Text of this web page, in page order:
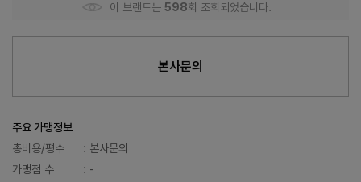
이 브랜드는 598회 조회되었습니다.
본사문의
주요 가맹정보
총비용/평수
: 본사문의
가맹점 수
: -